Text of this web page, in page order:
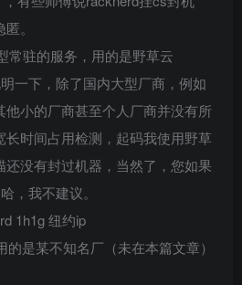
。
常驻的服务，用的是野草云
一下，除了国内大型厂商，例如
小的厂商甚至个人厂商并没有所
时间占用检测，起码我使用野草
没有封过机器，当然了，您如果
，我不建议。
1h1g 纽约ip
是某不知名厂（未在本篇文章）